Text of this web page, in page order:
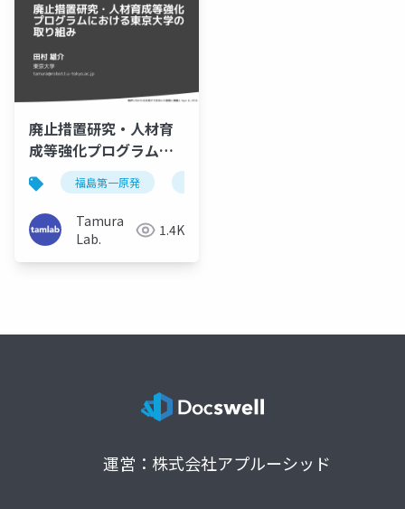
廃止措置研究・人材育
成等強化プログラムに
おける東京大学の取り
組み（RSJ2018OF）
福島第一原発
Tamura
Lab.
1.4K
運営：株式会社アプルーシッド